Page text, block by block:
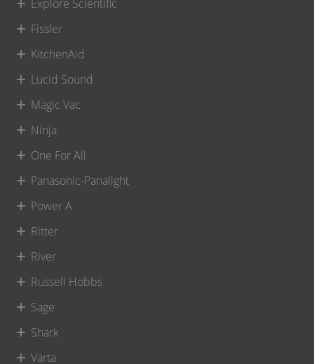
Explore Scientific
Fissler
KitchenAid
Lucid Sound
Magic Vac
Ninja
One For All
Panasonic-Panalight
Power A
Ritter
River
Russell Hobbs
Sage
Shark
Varta